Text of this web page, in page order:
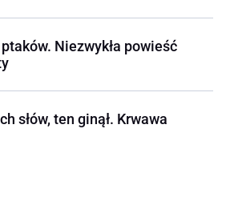
Niezwykła powieść
słów, ten ginął. Krwawa